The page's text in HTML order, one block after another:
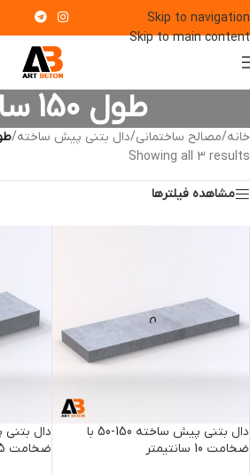
Skip to navigation
Skip to main content
طول 150 سانت
خانه/مصالح ساختمانی/دال بتنی پیش ساخته/طول
Showing all 3 results
مشاهده فیلترها
دال بتنی پیش ساخته 150-50 با
ضخامت 10 سانتیمتر
ضخامت 15 سانتیمتر